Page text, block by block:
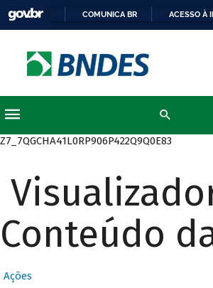
COMUNICA BR ACESSO À
Z7_7QGCHA41L0RP906P422Q9Q0E83
Conteúdo
Ações